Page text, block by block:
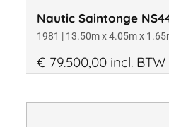
Nautic Saintonge
1981 | 13.50m x 4.05m x
€ 79.500,00 incl. BTW